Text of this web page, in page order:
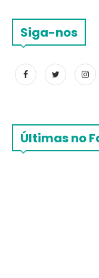
Siga-nos
Últimas no